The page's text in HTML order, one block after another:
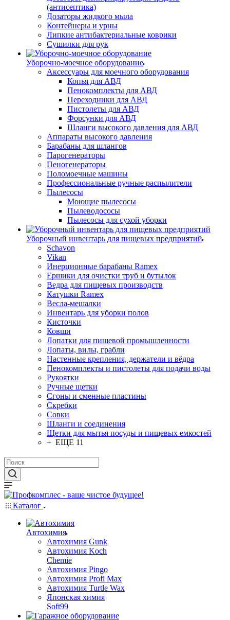
(антисептика)
Дозаторы жидкого мыла
Контейнеры и урны
Липкие антибактериальные коврики
Сушилки для рук
Уборочно-моечное оборудование
Аксессуары для моечного оборудования
Копья для АВД
Пенокомплекты для АВД
Переходники для АВД
Пистолеты для АВД
Форсунки для АВД
Шланги высокого давления для АВД
Аппараты высокого давления
Барабаны для шлангов
Парогенераторы
Пеногенераторы
Поломоечные машины
Профессиональные ручные распылители
Пылесосы
Моющие пылесосы
Пылеводососы
Пылесосы для сухой уборки
Уборочный инвентарь для пищевых предприятий
Schavon
Vikan
Инерционные барабаны Ramex
Ершики для очистки труб и бутылок
Ведра для пищевых производств
Катушки Ramex
Весла-мешалки
Инвентарь для уборки полов
Кисточки
Ковши
Лопатки для пищевой промышленности
Лопаты, вилы, грабли
Настенные крепления, держатели и вёдра
Пенокомплекты и пистолеты для подачи воды
Рукоятки
Ручные щетки
Сгоны и сменные пластины
Скребки
Совки
Шланги и соединения
Щетки для мытья посуды и пищевых емкостей
+ ЕЩЕ 11
Каталог
Автохимия
Автохимия Gunk
Автохимия Koch
Chemie
Автохимия Pingo
Автохимия Profi Max
Автохимия Turtle Wax
Японская химия
Soft99